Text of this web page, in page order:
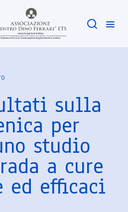
sulla
per
studio
a cure
ed efficaci